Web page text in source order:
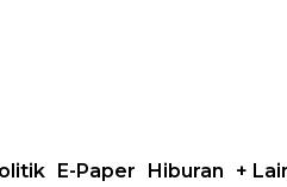
E-Paper Hiburan +